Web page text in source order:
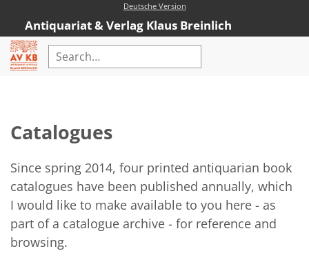
Deutsche Version
Antiquariat & Verlag Klaus Breinlich
Rare Books
Catalogues
New Books
AVKB-Edition
AVKB-Edition Downloads
Catalogues
Since spring 2014, four printed antiquarian book
catalogues have been published annually, which
I would like to make available to you here - as
part of a catalogue archive - for reference and
browsing.